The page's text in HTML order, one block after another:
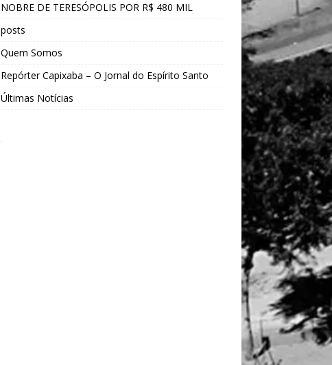
NOBRE DE TERESÓPOLIS POR R$ 480 MIL
posts
Quem Somos
Repórter Capixaba – O Jornal do Espírito Santo
Últimas Notícias